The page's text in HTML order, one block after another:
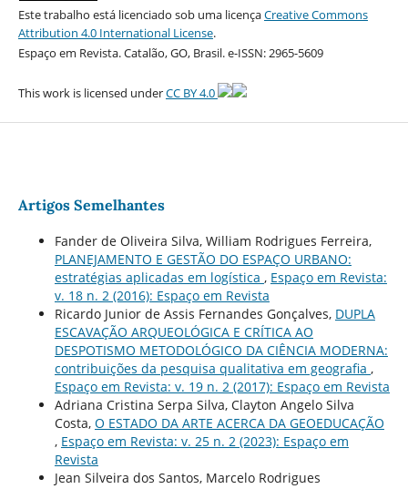
Este trabalho está licenciado sob uma licençaCreative Commons
Attribution 4.0 International License.
Espaço em Revista. Catalão, GO, Brasil. e-ISSN: 2965-5609
This work is licensed underCC BY 4.0
Artigos Semelhantes
Fander de Oliveira Silva, William Rodrigues Ferreira,
PLANEJAMENTO E GESTÃO DO ESPAÇO URBANO:
estratégias aplicadas em logística , Espaço em Revista:
v. 18 n. 2 (2016): Espaço em Revista
Ricardo Junior de Assis Fernandes Gonçalves, DUPLA
ESCAVAÇÃO ARQUEOLÓGICA E CRÍTICA AO
DESPOTISMO METODOLÓGICO DA CIÊNCIA MODERNA:
contribuições da pesquisa qualitativa em geografia ,
Espaço em Revista: v. 19 n. 2 (2017): Espaço em Revista
Adriana Cristina Serpa Silva, Clayton Angelo Silva
Costa, O ESTADO DA ARTE ACERCA DA GEOEDUCAÇÃO
, Espaço em Revista: v. 25 n. 2 (2023): Espaço em
Revista
Jean Silveira dos Santos, Marcelo Rodrigues